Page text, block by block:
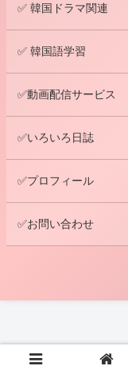
✅ 韓国ドラマ関連
✅ 韓国語学習
✅動画配信サービス
✅いろいろ日誌
✅プロフィール
✅お問い合わせ